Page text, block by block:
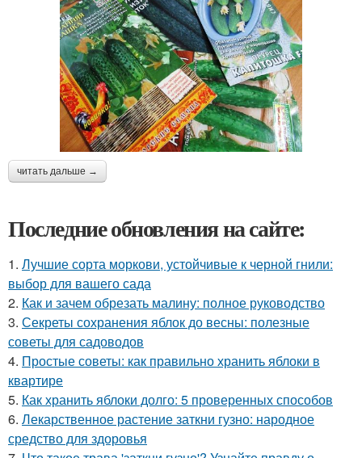
читать дальше →
Последние обновления на сайте:
1. Лучшие сорта моркови, устойчивые к черной гнили:
выбор для вашего сада
2. Как и зачем обрезать малину: полное руководство
3. Секреты сохранения яблок до весны: полезные
советы для садоводов
4. Простые советы: как правильно хранить яблоки в
квартире
5. Как хранить яблоки долго: 5 проверенных способов
6. Лекарственное растение заткни гузно: народное
средство для здоровья